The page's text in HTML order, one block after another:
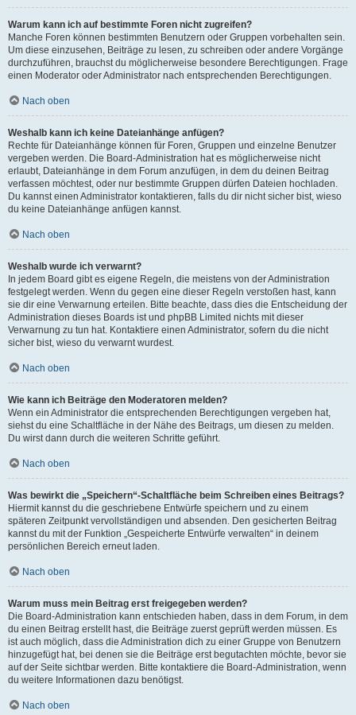
Warum kann ich auf bestimmte Foren nicht zugreifen?
Manche Foren können bestimmten Benutzern oder Gruppen vorbehalten sein.
Um diese einzusehen, Beiträge zu lesen, zu schreiben oder andere Vorgänge
durchzuführen, brauchst du möglicherweise besondere Berechtigungen. Frage
einen Moderator oder Administrator nach entsprechenden Berechtigungen.
Nach oben
Weshalb kann ich keine Dateianhänge anfügen?
Rechte für Dateianhänge können für Foren, Gruppen und einzelne Benutzer
vergeben werden. Die Board-Administration hat es möglicherweise nicht
erlaubt, Dateianhänge in dem Forum anzufügen, in dem du deinen Beitrag
verfassen möchtest, oder nur bestimmte Gruppen dürfen Dateien hochladen.
Du kannst einen Administrator kontaktieren, falls du dir nicht sicher bist, wieso
du keine Dateianhänge anfügen kannst.
Nach oben
Weshalb wurde ich verwarnt?
In jedem Board gibt es eigene Regeln, die meistens von der Administration
festgelegt werden. Wenn du gegen eine dieser Regeln verstoßen hast, kann
sie dir eine Verwarnung erteilen. Bitte beachte, dass dies die Entscheidung der
Administration dieses Boards ist und phpBB Limited nichts mit dieser
Verwarnung zu tun hat. Kontaktiere einen Administrator, sofern du die nicht
sicher bist, wieso du verwarnt wurdest.
Nach oben
Wie kann ich Beiträge den Moderatoren melden?
Wenn ein Administrator die entsprechenden Berechtigungen vergeben hat,
siehst du eine Schaltfläche in der Nähe des Beitrags, um diesen zu melden.
Du wirst dann durch die weiteren Schritte geführt.
Nach oben
Was bewirkt die „Speichern“-Schaltfläche beim Schreiben eines Beitrags?
Hiermit kannst du die geschriebene Entwürfe speichern und zu einem
späteren Zeitpunkt vervollständigen und absenden. Den gesicherten Beitrag
kannst du mit der Funktion „Gespeicherte Entwürfe verwalten“ in deinem
persönlichen Bereich erneut laden.
Nach oben
Warum muss mein Beitrag erst freigegeben werden?
Die Board-Administration kann entschieden haben, dass in dem Forum, in dem
du einen Beitrag erstellt hast, die Beiträge zuerst geprüft werden müssen. Es
ist auch möglich, dass die Administration dich zu einer Gruppe von Benutzern
hinzugefügt hat, bei denen sie die Beiträge erst begutachten möchte, bevor sie
auf der Seite sichtbar werden. Bitte kontaktiere die Board-Administration, wenn
du weitere Informationen dazu benötigst.
Nach oben